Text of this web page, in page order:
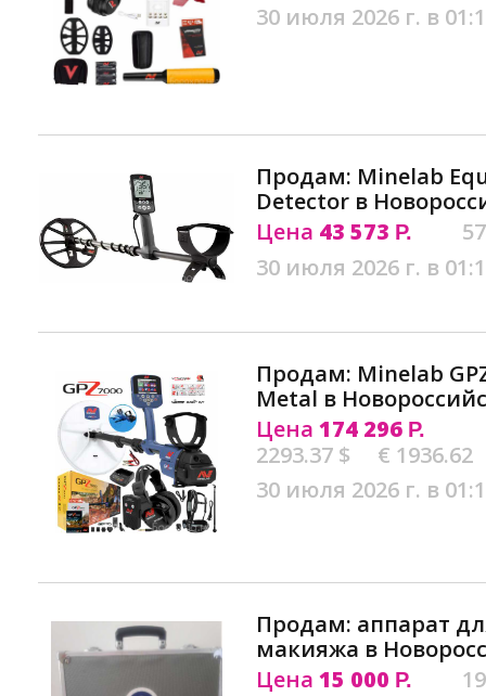
30 июля 2026 г. в
Продам: Minelab
Detector в
Цена 43 573 Р.
30 июля 2026 г. в
Продам: Minelab
Metal в
Цена 174 296 Р.
2293.37 $
€ 1936.62
30 июля 2026 г. в
Продам: аппарат
макияжа в
Цена 15 000 Р.